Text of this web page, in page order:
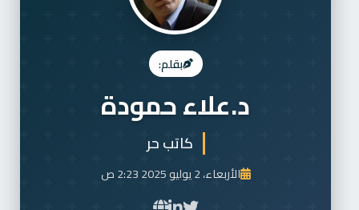
بقلم:
د.علاء حمودة
كاتب حر
الأربعاء، 2 يوليو 2025 2:23 ص